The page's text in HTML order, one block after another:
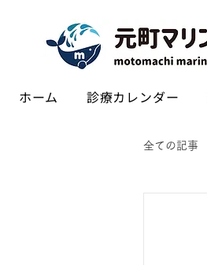
ホーム 診療カレンダー
全ての記事